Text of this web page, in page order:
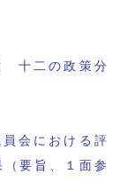
十二の政策分
会における評
要旨、１面参